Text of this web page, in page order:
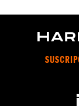
GARANTÍA:
Tecnología:
Leather